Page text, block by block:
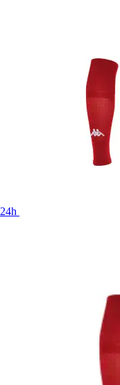
24h